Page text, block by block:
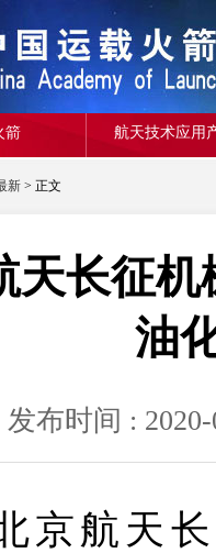
箭 航天技术应用
新 > 正文
天长征机
油
发布时间 :
航天长